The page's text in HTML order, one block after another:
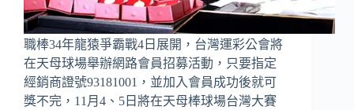
職棒34年龍猿爭霸戰4日展開，台灣運彩公會將
在天母球場舉辦網路會員招募活動，只要指定
經銷商證號93181001，並加入會員成功後就可
獎不完，11月4、5日將在天母棒球場台灣大賽